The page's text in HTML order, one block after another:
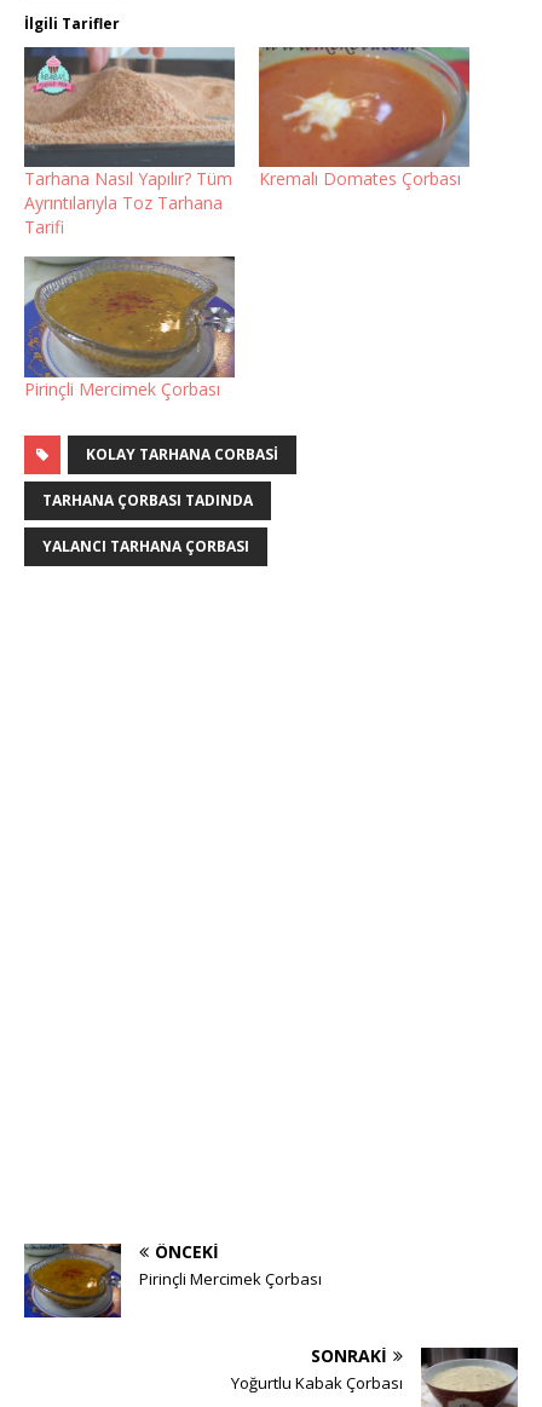
İlgili Tarifler
Tarhana Nasıl Yapılır? Tüm
Ayrıntılarıyla Toz Tarhana
Tarifi
Kremalı Domates Çorbası
Pirinçli Mercimek Çorbası
KOLAY TARHANA CORBASI
TARHANA ÇORBASI TADINDA
YALANCI TARHANA ÇORBASI
ÖNCEKI
Pirinçli Mercimek Çorbası
SONRAKI
Yoğurtlu Kabak Çorbası